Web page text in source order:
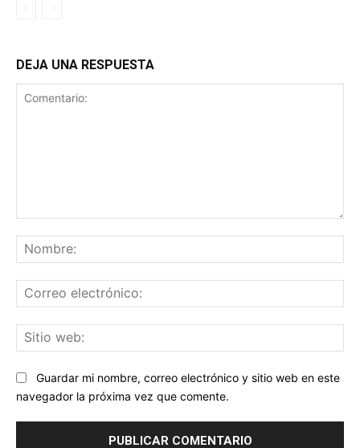
DEJA UNA RESPUESTA
Guardar mi nombre, correo electrónico y sitio web en este
navegador la próxima vez que comente.